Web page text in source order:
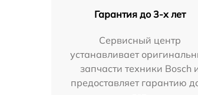
Гарантия до 3-х лет
Сервисный центр
устанавливает
запчасти техники Bosch
предоставляет гарантию